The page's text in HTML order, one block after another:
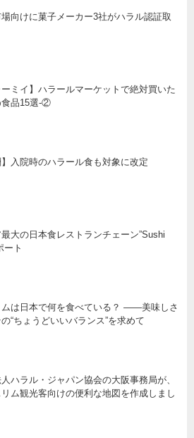
向けに菓子メーカー3社がハラル認証取
ーミイ】ハラールマーケットで絶対買いた
食品15選-②
】入院時のハラール食も対象に改定
大の日本食レストランチェーン”Sushi
ート
ムは日本で何を食べている？ ――美味しさ
“ちょうどいいバランス”を求めて
ハラル・ジャパン協会の大阪事務局が、
ム観光客向けの便利な地図を作成しまし